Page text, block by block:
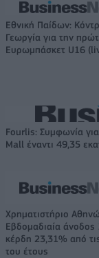
Εθνική Παίδων:
Γεωργία για την
Ευρωμπάσκετ U16
Fourlis: Συμφωνία
Mall έναντι 49,35
Χρηματιστήριο
Εβδομαδιαία άνοδος
κέρδη 23,31% από
του έτους